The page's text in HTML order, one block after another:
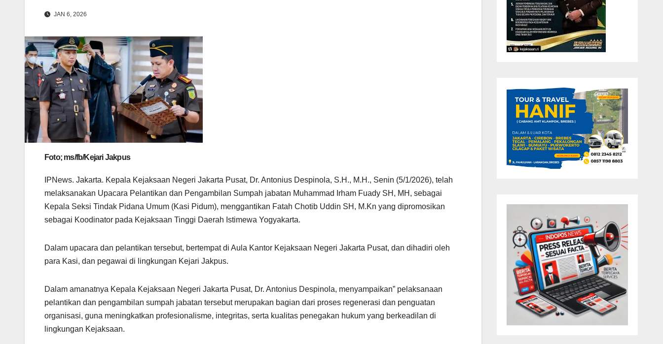
JAN 6, 2026
Foto; ms/fb/Kejari Jakpus
IPNews. Jakarta. Kepala Kejaksaan Negeri Jakarta Pusat, Dr. Antonius Despinola, S.H., M.H., Senin (5/1/2026), telah
melaksanakan Upacara Pelantikan dan Pengambilan Sumpah jabatan Muhammad Irham Fuady SH, MH, sebagai
Kepala Seksi Tindak Pidana Umum (Kasi Pidum), menggantikan Fatah Chotib Uddin SH, M.Kn yang dipromosikan
sebagai Koodinator pada Kejaksaan Tinggi Daerah Istimewa Yogyakarta.
Dalam upacara dan pelantikan tersebut, bertempat di Aula Kantor Kejaksaan Negeri Jakarta Pusat, dan dihadiri oleh
para Kasi, dan pegawai di lingkungan Kejari Jakpus.
Dalam amanatnya Kepala Kejaksaan Negeri Jakarta Pusat, Dr. Antonius Despinola, menyampaikan” pelaksanaan
pelantikan dan pengambilan sumpah jabatan tersebut merupakan bagian dari proses regenerasi dan penguatan
organisasi, guna meningkatkan profesionalisme, integritas, serta kualitas penegakan hukum yang berkeadilan di
lingkungan Kejaksaan.